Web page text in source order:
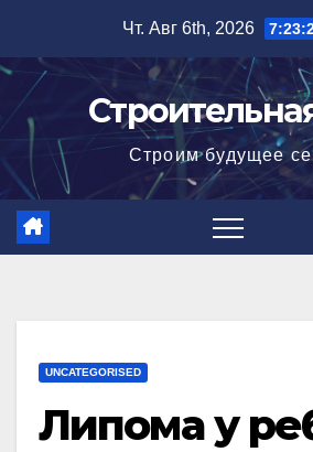
содержимому
Чт. Авг 6th, 2026
Строим будущее
UNCATEGORISED
Липома у